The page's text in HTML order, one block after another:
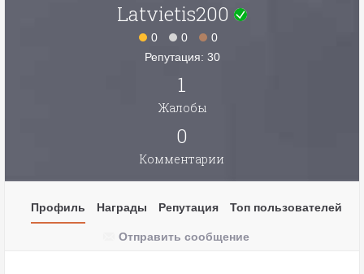
Latvietis200
0 0
0
Репутация: 30
1
Жалобы
0
Комментарии
Профиль Награды Репутация Топ пользователей
Отправить сообщение